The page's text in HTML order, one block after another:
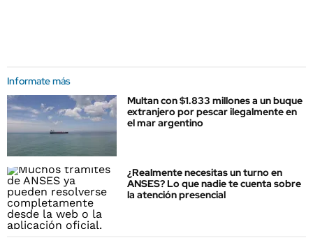
Informate más
Multan con $1.833 millones a un buque
extranjero por pescar ilegalmente en
el mar argentino
¿Realmente necesitas un turno en
ANSES? Lo que nadie te cuenta sobre
la atención presencial